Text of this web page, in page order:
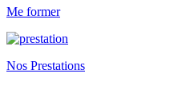
Me former
Nos Prestations